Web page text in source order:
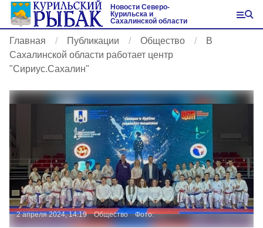
Новости Северо-
Курильска и
Сахалинской области
Главная Публикации Общество
В
Сахалинской области работает центр
"Сириус.Сахалин"
2 апреля 2024, 14:19 Общество Фото: